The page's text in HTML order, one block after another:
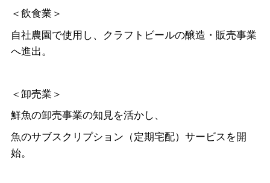
＜飲食業＞
自社農園で使用し、クラフトビールの醸造・販売事業
へ進出。
＜卸売業＞
鮮魚の卸売事業の知見を活かし、
魚のサブスクリプション（定期宅配）サービスを開
始。